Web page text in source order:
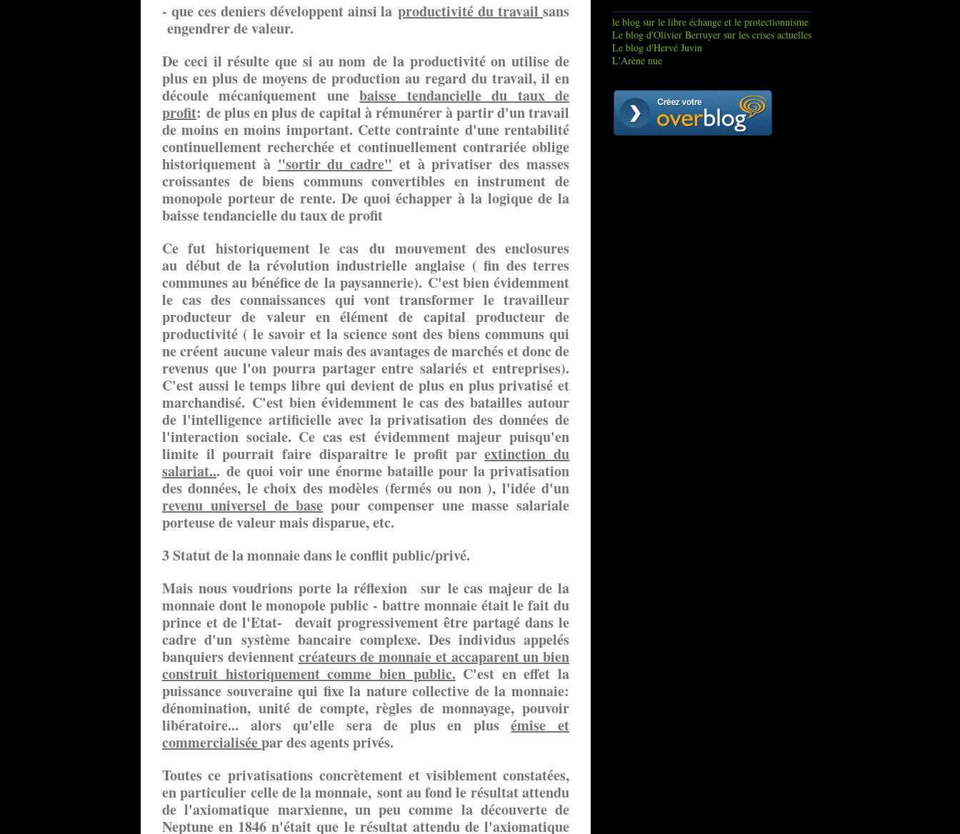
- que ces deniers développent ainsi laproductivité du travailsans
engendrer de valeur.
De ceci il résulte que si au nom de la productivité on utilise de
plus en plus de moyens de production au regard du travail, il en
découle mécaniquement unebaisse tendancielle du taux de
profit: de plus en plus de capital à rémunérer à partir d'un travail
de moins en moins important. Cette contrainte d'une rentabilité
continuellement recherchée et continuellement contrariée oblige
historiquement à "sortir du cadre" et à privatiser des masses
croissantes de biens communs convertibles en instrument de
monopole porteur de rente. De quoi échapper à la logique de la
baisse tendancielle du taux de profit
Ce fut historiquement le cas du mouvement des enclosures
au début de la révolution industrielle anglaise ( fin des terres
communes au bénéfice de la paysannerie). C'est bien évidemment
le cas des connaissances qui vont transformer le travailleur
producteur de valeur en élément de capital producteur de
productivité ( le savoir et la science sont des biens communs qui
ne créent aucune valeur mais des avantages de marchés et donc de
revenus que l'on pourra partager entre salariés et entreprises).
C'est aussi le temps libre qui devient de plus en plus privatisé et
marchandisé. C'est bien évidemment le cas des batailles autour
de l'intelligence artificielle avec la privatisation des données de
l'interaction sociale. Ce cas est évidemment majeur puisqu'en
limite il pourrait faire disparaitre le profit parextinction du
salariat... de quoi voir une énorme bataille pour la privatisation
des données, le choix des modèles (fermés ou non ), l'idée d'un
revenu universel de base pour compenser une masse salariale
porteuse de valeur mais disparue, etc.
3 Statut de la monnaie dans le conflit public/privé.
Mais nous voudrions porte la réflexion sur le cas majeur de la
monnaie dont le monopole public - battre monnaie était le fait du
prince et de l'Etat- devait progressivement être partagé dans le
cadre d'un système bancaire complexe. Des individus appelés
banquiers deviennent créateurs de monnaie et accaparent un bien
construit historiquement comme bien public. C'est en effet la
puissance souveraine qui fixe la nature collective de la monnaie:
dénomination, unité de compte, règles de monnayage, pouvoir
libératoire... alors qu'elle sera de plus en plusémise et
commercialiséepar des agents privés.
Toutes ce privatisations concrètement et visiblement constatées,
en particulier celle de la monnaie, sont au fond le résultat attendu
de l'axiomatique marxienne, un peu comme la découverte de
Neptune en 1846 n'était que le résultat attendu de l'axiomatique
le blog sur le libre échange et le protectionnisme
Le blog d'Olivier Berruyer sur les crises actuelles
Le blog d'Hervé Juvin
L'Arène nue